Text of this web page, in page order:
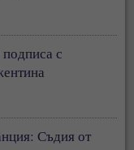
с
Съдия от